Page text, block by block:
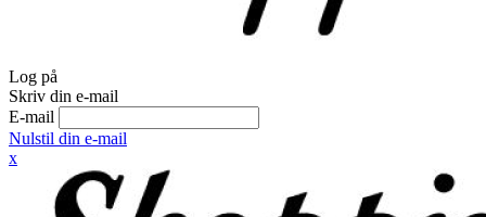
Log på
Skriv din e-mail
E-mail
Nulstil din e-mail
x